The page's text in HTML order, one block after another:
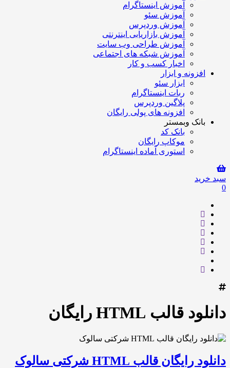
آموزش اینستاگرام
آموزش سئو
آموزش وردپرس
آموزش بازاریابی اینترنتی
آموزش طراحی وب سایت
آموزش شبکه های اجتماعی
اخبار کسب و کار
افزونه و ابزار
ابزار سئو
ربات اینستاگرام
پلاگین وردپرس
افزونه های پولی رایگان
بانک وبمستر
بانک کد
موکاپ رایگان
استوری آماده اینستاگرام
سبد خرید
0
دانلود قالب HTML رایگان
دانلود رایگان قالب HTML شرکتی سالوک